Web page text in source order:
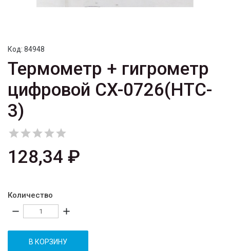
Код: 84948
Термометр + гигрометр
цифровой CX-0726(HTC-
3)

128,34 ₽
Количество
remove add
В КОРЗИНУ